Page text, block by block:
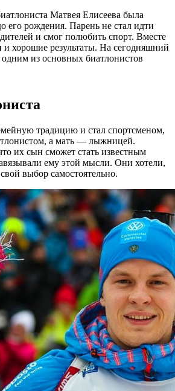
Матвея Елисеева была
его рождения. Парень не стал идти
и смог полюбить спорт. Вместе
хорошие результаты. На сегодняшний
одним из основных биатлонистов
традицию и стал спортсменом,
а мать — лыжницей.
их сын сможет стать известным
ему этой мысли. Они хотели,
выбор самостоятельно.